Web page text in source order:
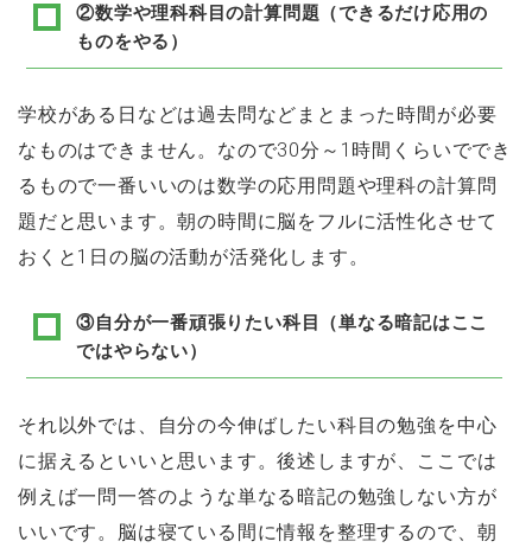
②数学や理科科目の計算問題（できるだけ応用の
ものをやる）
学校がある日などは過去問などまとまった時間が必要
なものはできません。なので30分～1時間くらいででき
るもので一番いいのは数学の応用問題や理科の計算問
題だと思います。朝の時間に脳をフルに活性化させて
おくと1日の脳の活動が活発化します。
③自分が一番頑張りたい科目（単なる暗記はここ
ではやらない）
それ以外では、自分の今伸ばしたい科目の勉強を中心
に据えるといいと思います。後述しますが、ここでは
例えば一問一答のような単なる暗記の勉強しない方が
いいです。脳は寝ている間に情報を整理するので、朝